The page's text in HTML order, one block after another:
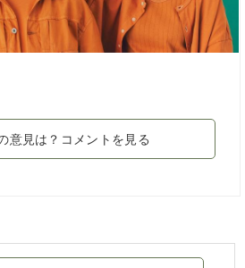
意見は？コメントを見る